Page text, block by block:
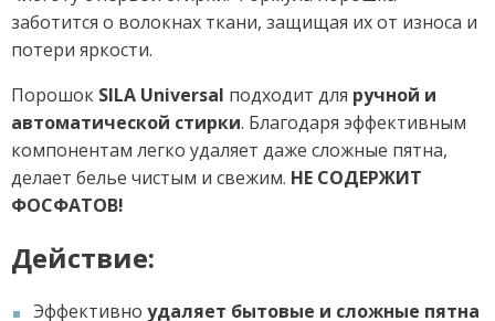
заботится о волокнах ткани, защищая их от износа и
потери яркости.
Порошок SILA Universal подходит для ручной и
автоматической стирки. Благодаря эффективным
компонентам легко удаляет даже сложные пятна,
делает белье чистым и свежим. НЕ СОДЕРЖИТ
ФОСФАТОВ!
Действие:
Эффективно удаляет бытовые и сложные пятна